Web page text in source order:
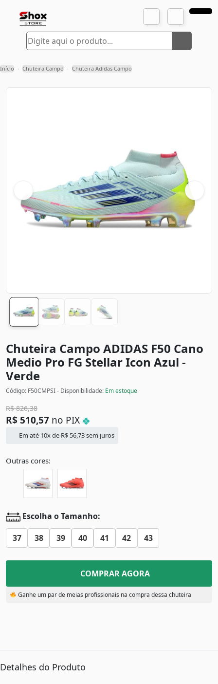
Início › Chuteira Campo › Chuteira Adidas Campo
Chuteira Campo ADIDAS F50 Cano
Medio Pro FG Stellar Icon Azul -
Verde
Código: F50CMPSI - Disponibilidade: Em estoque
R$826,38
R$ 510,57 no PIX
Em até 10x de R$ 56,73sem juros
Outras cores:
Escolha o Tamanho:
37 38 39 40 41 42 43
COMPRAR AGORA
Ganhe um par de meias profissionais na compra dessa chuteira
Detalhes do Produto